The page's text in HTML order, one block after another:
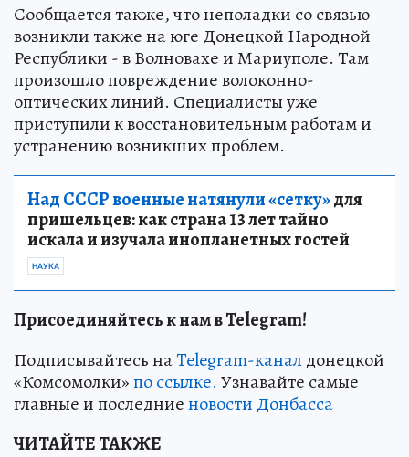
Сообщается также, что неполадки со связью
возникли также на юге Донецкой Народной
Республики - в Волновахе и Мариуполе. Там
произошло повреждение волоконно-
оптических линий. Специалисты уже
приступили к восстановительным работам и
устранению возникших проблем.
Над СССР военные натянули «сетку»для
пришельцев: как страна 13 лет тайно
искала и изучала инопланетных гостей
НАУКА
Присоединяйтесь к нам в Telegram!
Подписывайтесь наTelegram-канал донецкой
«Комсомолки»по ссылке. Узнавайте самые
главные и последниеновости Донбасса
ЧИТАЙТЕ ТАКЖЕ